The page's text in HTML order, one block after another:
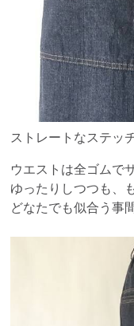
ストレートなステッ
ウエストは全ゴムで
ゆったりしつつも、
どなたでも似合う事